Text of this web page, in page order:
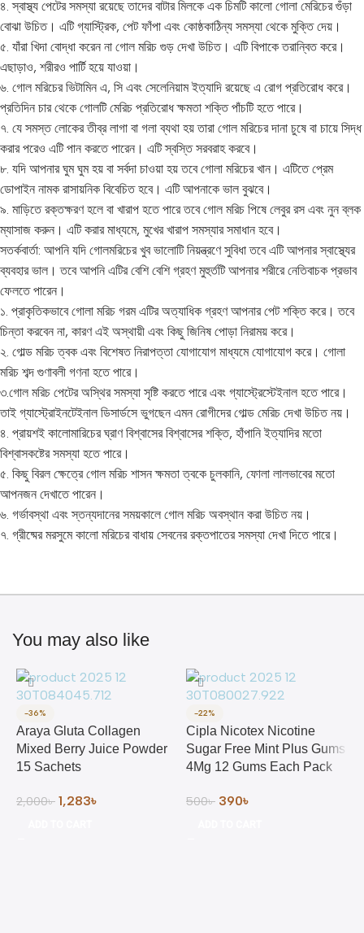
৪. স্বাস্থ্য পেটের সমস্যা রয়েছে তাদের বাটার মিলকে এক চিমটি কালো গোলা মেরিচের গুঁড়া
বোঝা উচিত। এটি গ্যাস্ট্রিক, পেট ফাঁপা এবং কোষ্ঠকাঠিন্য সমস্যা থেকে মুক্তি দেয়।
৫. যাঁরা খিদা বোদ্ধা করেন না গোল মরিচ গুড় দেখা উচিত। এটি বিপাকে তরান্বিত করে।
এছাড়াও, শরীরও পার্টি হয়ে যাওয়া।
৬. গোল মরিচের ভিটামিন এ, সি এবং সেলেনিয়াম ইত্যাদি রয়েছে এ রোগ প্রতিরোধ করে।
প্রতিদিন চার থেকে গোলটি মেরিচ প্রতিরোধ ক্ষমতা শক্তি পাঁচটি হতে পারে।
৭. যে সমস্ত লোকের তীব্র লাগা বা গলা ব্যথা হয় তারা গোল মরিচের দানা চুষে বা চায়ে সিদ্ধ
করার পরেও এটি পান করতে পারেন। এটি স্বস্তি সরবরাহ করবে।
৮. যদি আপনার ঘুম ঘুম হয় বা সর্বদা চাওয়া হয় তবে গোলা মরিচের খান। এটিতে প্রেম
ডোপাইন নামক রাসায়নিক বিবেচিত হবে। এটি আপনাকে ভাল বুঝবে।
৯. মাড়িতে রক্তক্ষরণ হলে বা খারাপ হতে পারে তবে গোল মরিচ পিষে লেবুর রস এবং নুন ব্লক
ম্যাসাজ করুন। এটি করার মাধ্যমে, মুখের খারাপ সমস্যার সমাধান হবে।
সতর্কবার্তা: আপনি যদি গোলমরিচের খুব ভালোটি নিয়ন্ত্রণে সুবিধা তবে এটি আপনার স্বাস্থ্যের
ব্যবহার ভাল। তবে আপনি এটির বেশি বেশি গ্রহণ মুহুর্তটি আপনার শরীরে নেতিবাচক প্রভাব
ফেলতে পারেন।
১. প্রাকৃতিকভাবে গোলা মরিচ গরম এটির অত্যাধিক গ্রহণ আপনার পেট শক্তি করে। তবে
চিন্তা করবেন না, কারণ এই অস্থায়ী এবং কিছু জিনিষ পোড়া নিরাময় করে।
২. গোল্ড মরিচ ত্বক এবং বিশেষত নিরাপত্তা যোগাযোগ মাধ্যমে যোগাযোগ করে। গোলা
মরিচ শব্দ গুণাবলী গণনা হতে পারে।
৩.গোল মরিচ পেটের অস্থির সমস্যা সৃষ্টি করতে পারে এবং গ্যাস্ট্রেস্টেইনাল হতে পারে।
তাই গ্যাস্ট্রোইনটেইনাল ডিসার্ডসে ভুগছেন এমন রোগীদের গোল্ড মেরিচ দেখা উচিত নয়।
৪. প্রায়শই কালোমারিচের ঘ্রাণ বিশ্বাসের বিশ্বাসের শক্তি, হাঁপানি ইত্যাদির মতো
বিশ্বাসকষ্টের সমস্যা হতে পারে।
৫. কিছু বিরল ক্ষেত্রে গোল মরিচ শাসন ক্ষমতা ত্বকে চুলকানি, ফোলা লালভাবের মতো
আপনজন দেখাতে পারেন।
৬. গর্ভাবস্থা এবং স্তন্যদানের সময়কালে গোল মরিচ অবস্থান করা উচিত নয়।
৭. গ্রীষ্মের মরসুমে কালো মরিচের বাধায় সেবনের রক্তপাতের সমস্যা দেখা দিতে পারে।
You may also like
-36%
Araya Gluta Collagen
Mixed Berry Juice Powder
15 Sachets
2,000৳ 1,283৳
-22%
Cipla Nicotex Nicotine
Sugar Free Mint Plus Gums
4Mg 12 Gums Each Pack
500৳ 390৳